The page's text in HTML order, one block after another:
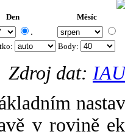
Den Měsíc
.
Body:
Zdroj dat:
v rovině